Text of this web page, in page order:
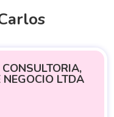
NEGOCIO LTDA